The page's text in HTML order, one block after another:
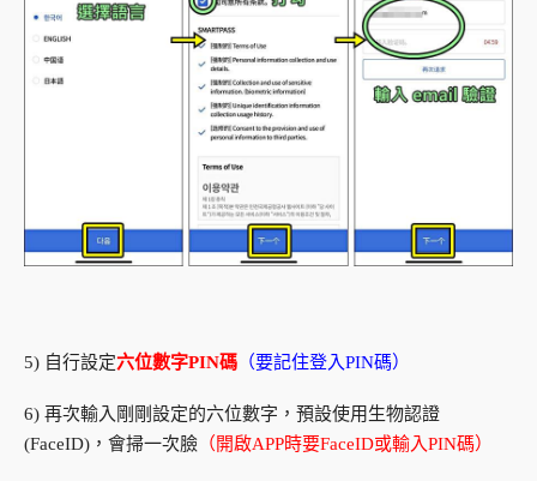
5) 自行設定六位數字PIN碼 （要記住登入PIN碼）
6) 再次輸入剛剛設定的六位數字，預設使用生物認證
(FaceID)，會掃一次臉 （開啟APP時要FaceID或輸入PIN碼）